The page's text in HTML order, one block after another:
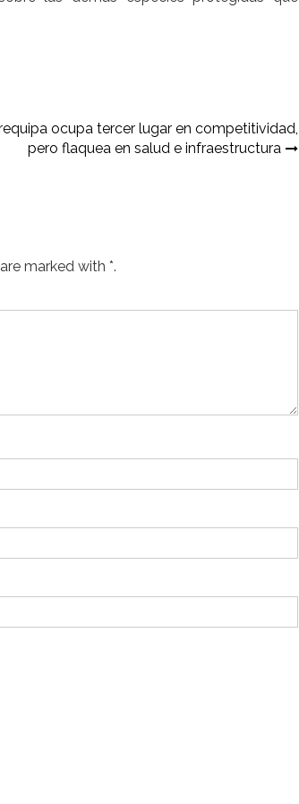
ocupa tercer lugar en competitividad,
pero flaquea en salud e infraestructura
marked with *.